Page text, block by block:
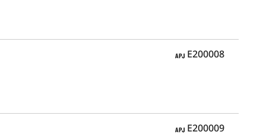
APJ
E200008
APJ
E200009